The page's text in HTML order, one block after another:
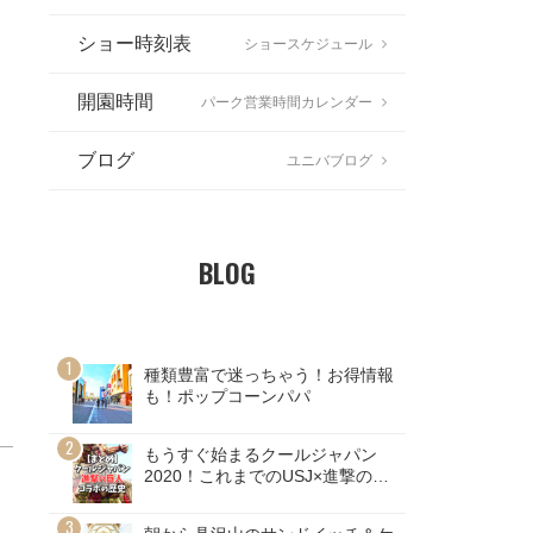
ショー時刻表 ショースケジュール
開園時間 パーク営業時間カレンダー
ブログ ユニバブログ
BLOG
種類豊富で迷っちゃう！お得情報
も！ポップコーンパパ
もうすぐ始まるクールジャパン
2020！これまでのUSJ×進撃の巨